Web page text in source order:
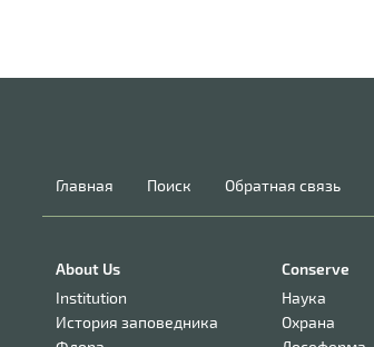
Главная Поиск Обратная связь
About Us
Institution
История заповедника
Conserve
Наука
Охрана